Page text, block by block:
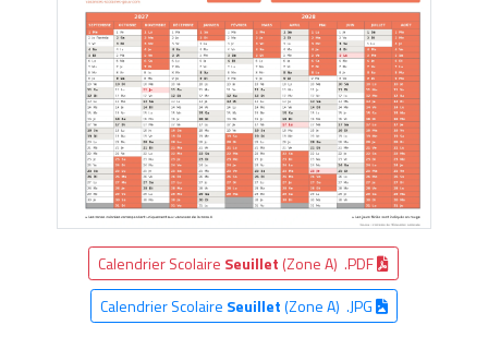
Calendrier Scolaire Seuillet (Zone A) .PDF
Calendrier Scolaire Seuillet(Zone A) .JPG